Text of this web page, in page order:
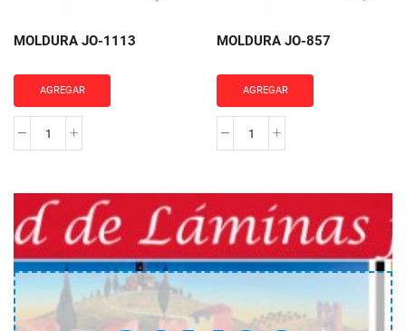
MOLDURA JO-1113
AGREGAR
MOLDURA
cantidad
MOLDURA JO-857
AGREGAR
MOLDURA
cantidad